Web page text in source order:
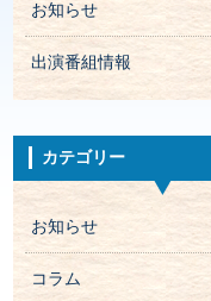
お知らせ
出演番組情報
カテゴリー
お知らせ
コラム